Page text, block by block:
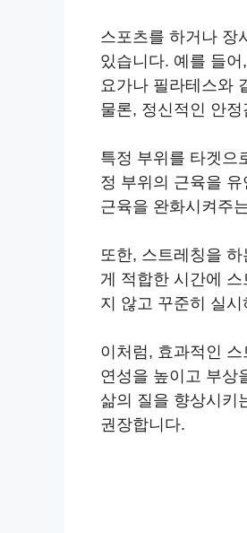
스포츠를 하거나 장
있습니다. 예를 들
요가나 필라테스와
물론, 정신적인 안
특정 부위를 타겟으
정 부위의 근육을
근육을 완화시켜주
또한, 스트레칭을
게 적합한 시간에
지 않고 꾸준히 실
이처럼, 효과적인
연성을 높이고 부상
삶의 질을 향상시키
권장합니다.